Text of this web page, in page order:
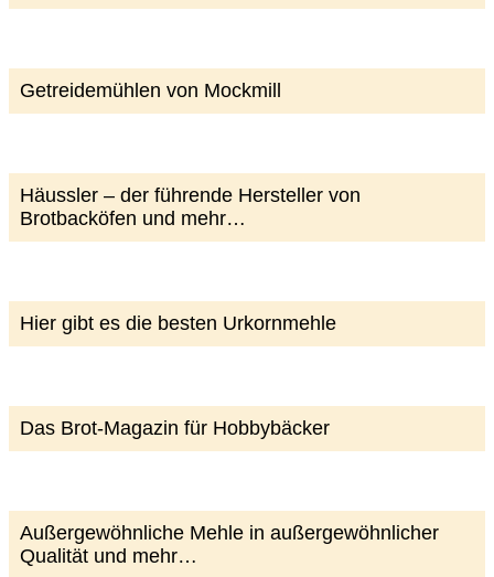
Getreidemühlen von Mockmill
Häussler – der führende Hersteller von
Brotbacköfen und mehr…
Hier gibt es die besten Urkornmehle
Das Brot-Magazin für Hobbybäcker
Außergewöhnliche Mehle in außergewöhnlicher
Qualität und mehr…